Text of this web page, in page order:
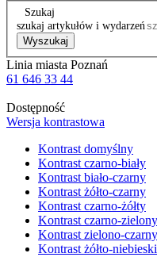
Szukaj
szukaj artykułów i wydarzeń
Wyszukaj
Linia miasta Poznań
61 646 33 44
Dostępność
Wersja kontrastowa
Kontrast domyślny
Kontrast czarno-biały
Kontrast biało-czarny
Kontrast żółto-czarny
Kontrast czarno-żółty
Kontrast czarno-zielony
Kontrast zielono-czarny
Kontrast żółto-niebieski